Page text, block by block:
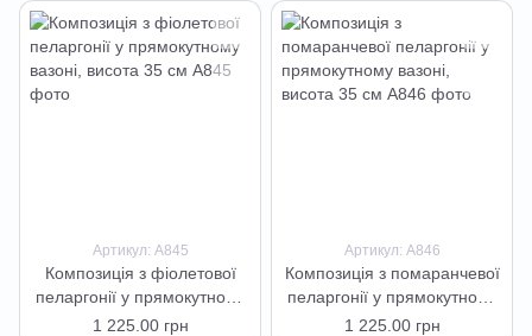
Артикул: А845
Композиція з фіолетової
пеларгонії у прямокутному
вазоні, висота 35 см
1 225.00 грн
Артикул: А846
Композиція з помаранчевої
пеларгонії у прямокутному
вазоні, висота 35 см
1 225.00 грн